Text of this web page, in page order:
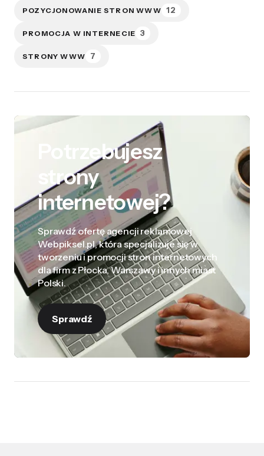
POZYCJONOWANIE STRON WWW 12
PROMOCJA W INTERNECIE 3
STRONY WWW 7
Potrzebujesz
strony
internetowej?
Sprawdź ofertę agencji reklamowej
Webpiksel.pl, która specjalizuje się w
tworzeniu i promocji stron internetowych
dla firm z Płocka, Warszawy i innych miast
Polski.
Sprawdź